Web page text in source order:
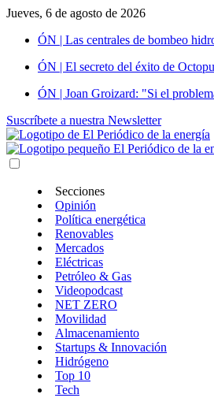
Jueves, 6 de agosto de 2026
ÓN | Las centrales de bombeo
ÓN | El secreto del éxito de
ÓN | Joan Groizard: "Si el
Suscríbete a nuestra Newsletter
Secciones
Opinión
Política energética
Renovables
Mercados
Eléctricas
Petróleo & Gas
Videopodcast
NET ZERO
Movilidad
Almacenamiento
Startups & Innovación
Hidrógeno
Top 10
Tech